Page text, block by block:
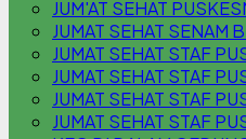
JUM'AT SEHAT
JUMAT SEHAT SENAM
JUMAT SEHAT STAF
JUMAT SEHAT STAF
JUMAT SEHAT STAF
JUMAT SEHAT STAF